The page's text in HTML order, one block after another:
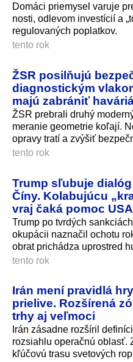
Domáci priemysel varuje
nosti, odlevom investícií a
regulovaných poplatkov.
tento rok
ŽSR posilňujú
diagnostickým
majú zabrániť
ŽSR prebrali druhý
meranie geometrie koľají.
opravy tratí a zvýšiť
tento rok
Trump sľubuje
Číny. Kolabujúcu
vraj čaká pomoc USA
Trump po tvrdých
okupácii naznačil ochotu
obrat prichádza uprostred
tento rok
Irán mení pravidlá
prielive. Rozšírená
trhy aj veľmoci
Irán zásadne rozšíril
rozsiahlu operačnú oblasť.
kľúčovú trasu svetových